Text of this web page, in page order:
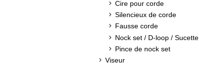
Cire pour corde
Silencieux de corde
Fausse corde
Nock set / D-loop / Sucette
Pince de nock set
Viseur